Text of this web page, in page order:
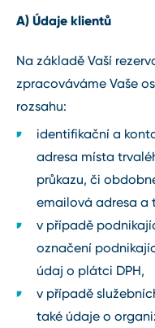
A) Údaje klientů
Na základě Vaší
zpracováváme Vaše
rozsahu:
identifikační a
adresa místa
průkazu, či
emailová adresa a
v případě
označení
údaj o plátci DPH,
v případě
také údaje o